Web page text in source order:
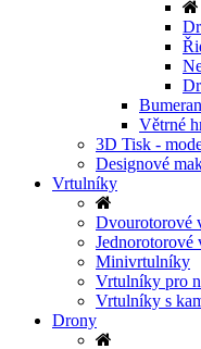
Větrné
3D Tisk -
Designové
Vrtulníky
Dvourotorové
Minivrtulníky
Vrtulníky pro
Vrtulníky s
Drony